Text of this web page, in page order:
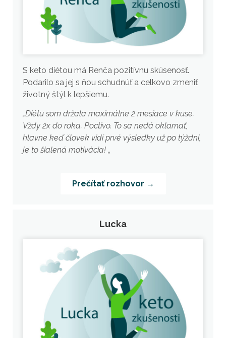
S keto diétou má Renča pozitívnu skúsenosť.
Podarilo sa jej s ňou schudnúť a celkovo zmeniť
životný štýl k lepšiemu.
„Diétu som držala maximálne 2 mesiace v kuse.
Vždy 2x do roka. Poctivo. To sa nedá oklamať,
hlavne keď človek vidí prvé výsledky už po týždni,
je to šialená motivácia! „
Prečítať rozhovor →
Lucka